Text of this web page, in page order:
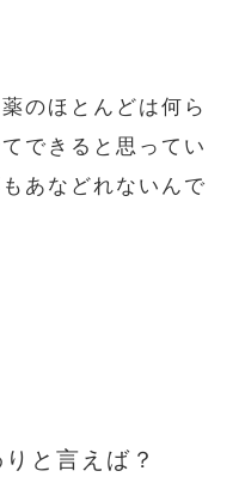
のほとんどは何ら
できると思ってい
あなどれないんで
と言えば？